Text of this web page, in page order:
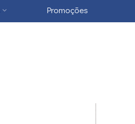
Promoções